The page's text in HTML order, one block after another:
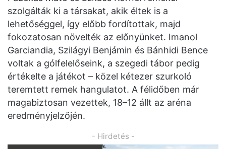
szolgálták ki a társakat, akik éltek is a
lehetőséggel, így előbb fordítottak, majd
fokozatosan növelték az előnyünket. Imanol
Garciandia, Szilágyi Benjámin és Bánhidi Bence
voltak a gólfelelőseink, a szegedi tábor pedig
értékelte a játékot – közel kétezer szurkoló
teremtett remek hangulatot. A félidőben már
magabiztosan vezettek, 18–12 állt az aréna
eredményjelzőjén.
- Hirdetés -